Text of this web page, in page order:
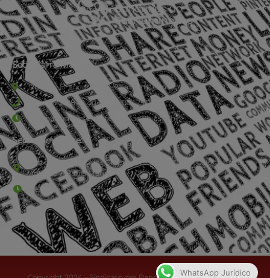
Sede Barra Mansa
Rua Rio Branco, nº107 (2º andar), Centro - Cep: 27.330-030
(24) 3323-2848 ou (24) 3323-2500
De segunda à sexta-feira , das 9h às 17h.
Sede Campestre:
Estrada Governador Chagas Freitas – 3.780 – Colônia Santo
Antônio – Barra Mansa
De terça-feira a domingo, das 9h às 17h
WhatsApp Jurídico